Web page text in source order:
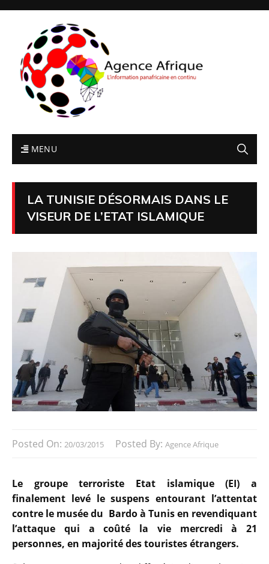
MENU
LA TUNISIE DÉSORMAIS DANS LE
VISEUR DE L’ETAT ISLAMIQUE
Posted On: 20/03/2015 Posted By: Agence Afrique
Le groupe terroriste Etat islamique (EI) a
finalement levé le suspens entourant l’attentat
contre le musée du Bardo à Tunis en revendiquant
l’attaque qui a coûté la vie mercredi à 21
personnes, en majorité des touristes étrangers.